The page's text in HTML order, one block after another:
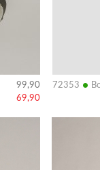
99,90
69,90
72353 •